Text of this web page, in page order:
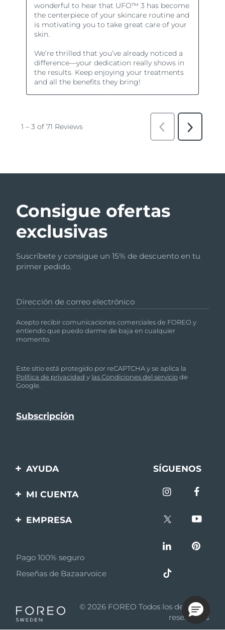
Consigue ofertas
exclusivas
Suscríbete y consigue un 15% de descuento en tu
primer pedido.
Dirección de correo electrónico
Acepto recibir comunicaciones comerciales de FOREO y
entiendo que puedo darme de baja en cualquier
momento.
Este sitio está protegido por reCAPTCHA y se aplica la
Política de privacidad y las Condiciones del serviciode
Google.
AYUDA
Contáctanos
batería
SÍGUENOS
MI CUENTA
Registro de productos
EMPRESA
Afiliados
Noticias de afiliados
Asociados
Pago 100% seguro
Reseñas de Bazaarvoice
© 2026 FOREO Todos los derechos
reservados